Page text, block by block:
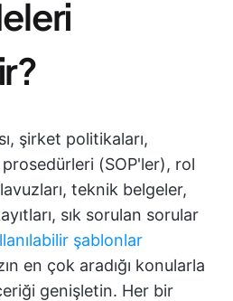
şirket politikaları,
(SOP'ler), rol
teknik belgeler,
sık sorulan sorular
şablonlar
en çok aradığı konularla
genişletin. Her bir